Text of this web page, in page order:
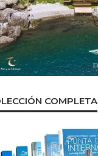
COMPLETA